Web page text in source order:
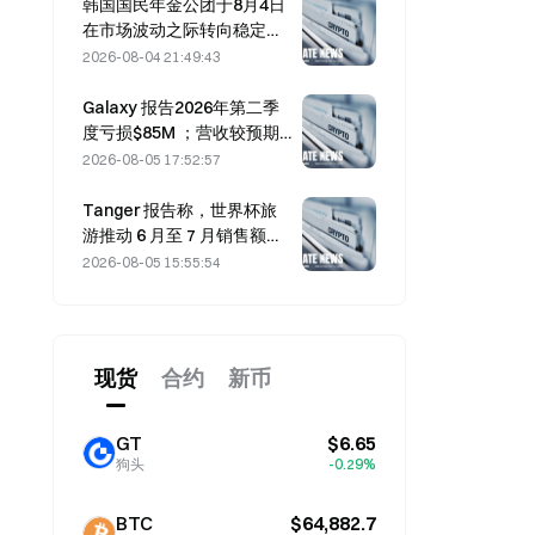
在市场波动之际转向稳定型
股票
2026-08-04 21:49:43
Galaxy 报告2026年第二季
度亏损$85M ；营收较预期
低3亿美元，股价下跌
2026-08-05 17:52:57
Tanger 报告称，世界杯旅
游推动 6 月至 7 月销售额增
长 5%
2026-08-05 15:55:54
现货 合约 新币
GT
狗头
$6.65
-0.29%
BTC $64,882.7